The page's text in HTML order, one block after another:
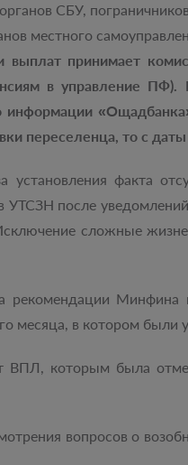
СБУ,
местного
принимает
в управление
переселенца, то с
факта
УТСЗН после
сложные
Минфина
месяца, в котором
ВПЛ, которым была
вопросов о